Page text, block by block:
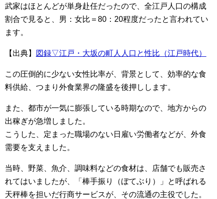
武家はほとんどが単身赴任だったので、全江戸人口の構成
割合で見ると、男：女比＝80：20程度だったと言われてい
ます。
【出典】 図録▽江戸・大坂の町人人口と性比（江戸時代）
この圧倒的に少ない女性比率が、背景として、効率的な食
料供給、つまり外食業界の隆盛を後押しします。
また、都市が一気に膨張している時期なので、 地方からの
出稼ぎが急増しました。
こうした、定まった職場のない 日雇い労働者などが、 外食
需要を支えました。
当時 野菜、魚介 、調味料などの食材は、店舗でも販売さ
れてはいましたが、「棒手振り（ぼてぶり）」と呼ばれる
天秤棒を担いだ行商サービスが、その流通の主役でした。